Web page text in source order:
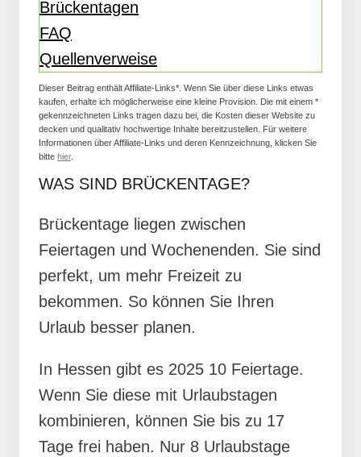
Brückentagen
FAQ
Quellenverweise
Dieser Beitrag enthält Affiliate-Links*. Wenn Sie über diese Links etwas
kaufen, erhalte ich möglicherweise eine kleine Provision. Die mit einem *
gekennzeichneten Links tragen dazu bei, die Kosten dieser Website zu
decken und qualitativ hochwertige Inhalte bereitzustellen. Für weitere
Informationen über Affiliate-Links und deren Kennzeichnung, klicken Sie
bitte hier.
WAS SIND BRÜCKENTAGE?
Brückentage liegen zwischen
Feiertagen und Wochenenden. Sie sind
perfekt, um mehr Freizeit zu
bekommen. So können Sie Ihren
Urlaub besser planen.
In Hessen gibt es 2025 10 Feiertage.
Wenn Sie diese mit Urlaubstagen
kombinieren, können Sie bis zu 17
Tage frei haben. Nur 8 Urlaubstage